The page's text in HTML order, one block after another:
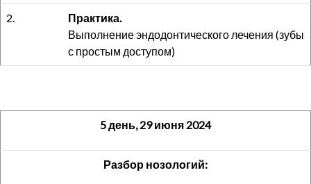
2.
Практика.
Выполнение эндодонтического лечения (зубы
с простым доступом)
5 день, 29 июня 2024
Разбор нозологий: